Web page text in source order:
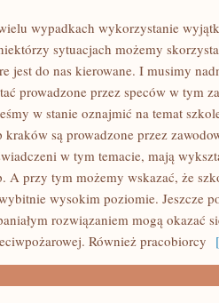
wypadkach wykorzystanie
sytuacjach możemy
jest do nas kierowane. I musimy
prowadzone przez speców w tym
w stanie oznajmić na temat
kraków są prowadzone przez
w tym temacie, mają
A przy tym możemy wskazać, że
wysokim poziomie. Jeszcze
rozwiązaniem mogą okazać
Również pracobiorcy